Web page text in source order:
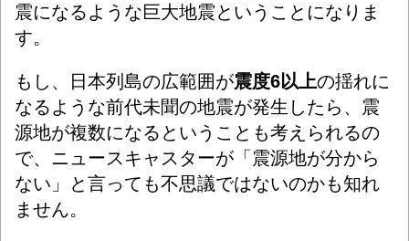
震になるような巨大地震ということになりま
す。
もし、日本列島の広範囲が震度6以上の揺れに
なるような前代未聞の地震が発生したら、震
源地が複数になるということも考えられるの
で、ニュースキャスターが「震源地が分から
ない」と言っても不思議ではないのかも知れ
ません。